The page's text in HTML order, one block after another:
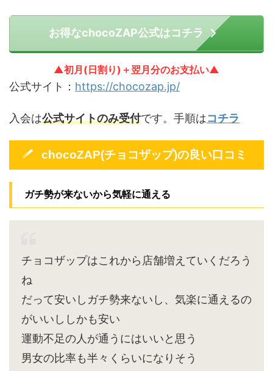
お得なchocoZAP公式はコチラ
▲初月(日割り)＋翌月分のお支払い▲
公式サイト： https://chocozap.jp/
入会は公式サイトのみ受付です。手順はコチラ
chocoZAP(チョコザップ)の良い口コミ
ガチ勢が来ないから気軽に通える
チョコザップはこれから店舗増えていくだろう
ね
だって安いしガチ勢来ないし、気楽に通えるの
がいいししかも安い
運動不足の人が通うにはいいと思う
男女の比率も半々くらいになりそう